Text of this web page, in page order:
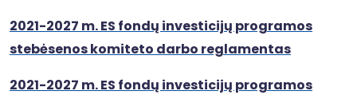
2021-2027 m. ES fondų investicijų programos
stebėsenos komiteto darbo reglamentas
2021-2027 m. ES fondų investicijų programos